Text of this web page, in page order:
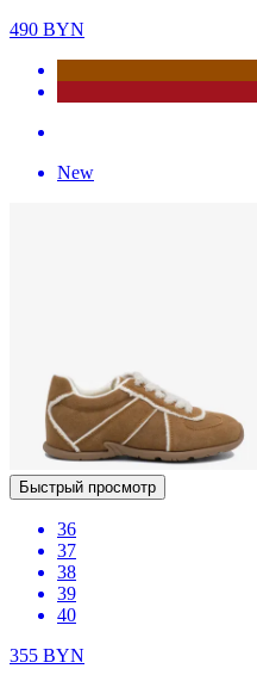
490 BYN
New
Быстрый просмотр
36
37
38
39
40
355 BYN